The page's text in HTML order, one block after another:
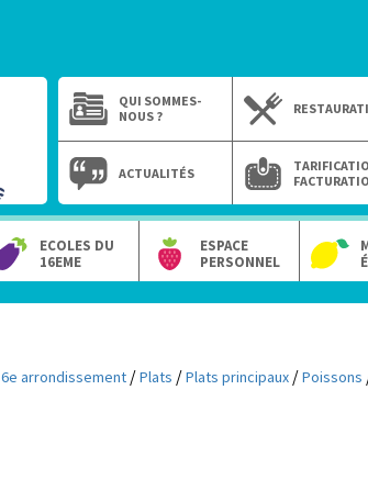
QUI SOMMES-
NOUS ?
ACTUALITÉS
ECOLES DU
16EME
ESPACE
PERSONNEL
arrondissement /Plats /Plats principaux /Poissons